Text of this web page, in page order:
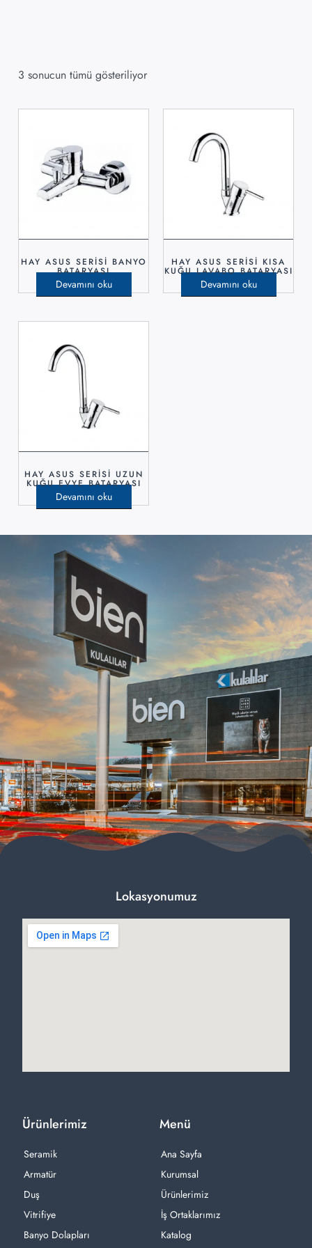
3 sonucun tümü gösteriliyor
HAY ASUS SERİSİ BANYO
BATARYASI
Devamını oku
HAY ASUS SERİSİ KISA
KUĞU LAVABO BATARYASI
Devamını oku
HAY ASUS SERİSİ UZUN
KUĞU EVYE BATARYASI
Devamını oku
Menü
Ana Sayfa
Kurumsal
Ürünlerimiz
İş Ortaklarımız
Katalog
Ürünlerimiz
Seramik
Armatür
Duş
Vitrifiye
Banyo Dolapları
Lokasyonumuz